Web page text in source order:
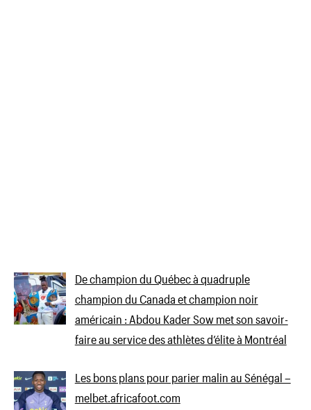
De champion du Québec à quadruple
champion du Canada et champion noir
américain : Abdou Kader Sow met son savoir-
faire au service des athlètes d’élite à Montréal
Les bons plans pour parier malin au Sénégal –
melbet.africafoot.com